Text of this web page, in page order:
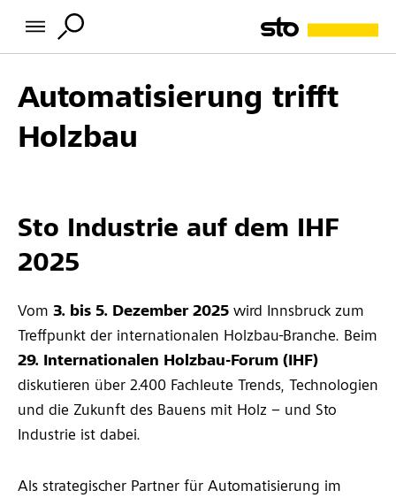
Automatisierung trifft
Holzbau
Sto Industrie auf dem IHF
2025
Vom 3. bis 5. Dezember 2025 wird Innsbruck zum
Treffpunkt der internationalen Holzbau-Branche. Beim
29. Internationalen Holzbau-Forum (IHF)
diskutieren über 2.400 Fachleute Trends, Technologien
und die Zukunft des Bauens mit Holz – und Sto
Industrie ist dabei.
Als strategischer Partner für Automatisierung im